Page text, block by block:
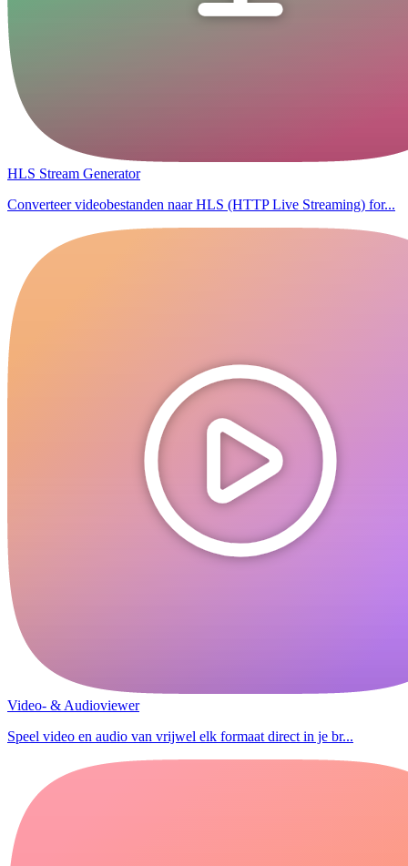
HLS Stream Generator
Converteer videobestanden naar HLS (HTTP Live Streaming) for...
Video- & Audioviewer
Speel video en audio van vrijwel elk formaat direct in je br...